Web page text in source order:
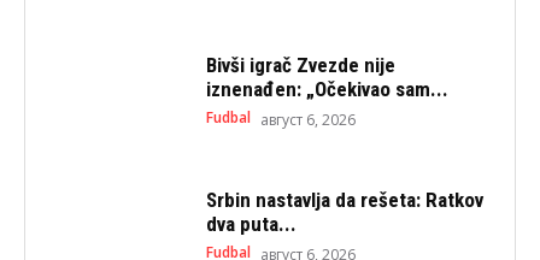
Bivši igrač Zvezde nije
iznenađen: „Očekivao sam...
Fudbal август 6, 2026
Srbin nastavlja da rešeta: Ratkov
dva puta...
Fudbal август 6, 2026